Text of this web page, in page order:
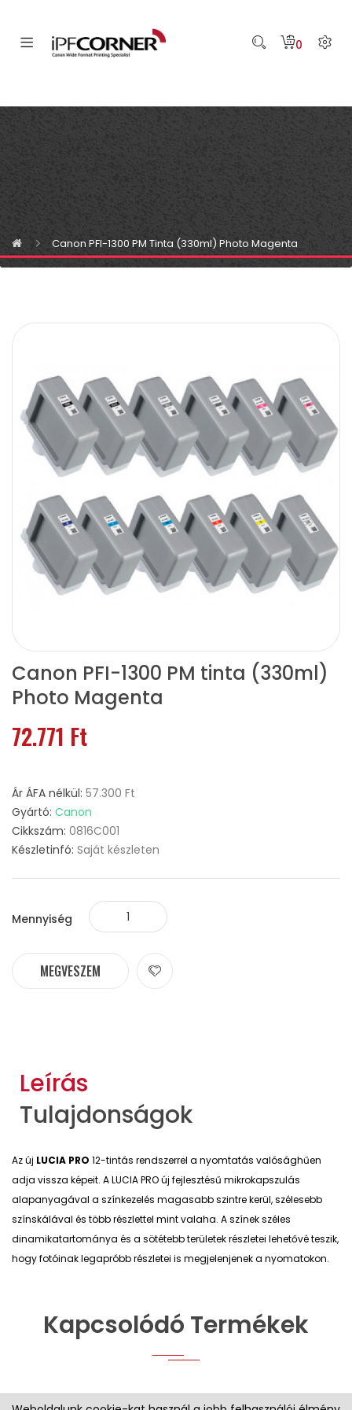
0
Canon PFI-1300 PM Tinta (330ml) Photo Magenta
Canon PFI-1300 PM tinta (330ml)
Photo Magenta
72.771 Ft
Ár ÁFA nélkül: 57.300 Ft
Gyártó: Canon
Cikkszám: 0816C001
Készletinfó: Saját készleten
Mennyiség
MEGVESZEM
Leírás
Tulajdonságok
Az új LUCIA PRO 12-tintás rendszerrel a nyomtatás valósághűen
adja vissza képeit. A LUCIA PRO új fejlesztésű mikrokapszulás
alapanyagával a színkezelés magasabb szintre kerül, szélesebb
színskálával és több részlettel mint valaha. A színek széles
dinamikatartománya és a sötétebb területek részletei lehetővé teszik,
hogy fotóinak legapróbb részletei is megjelenjenek a nyomatokon.
Kapcsolódó Termékek